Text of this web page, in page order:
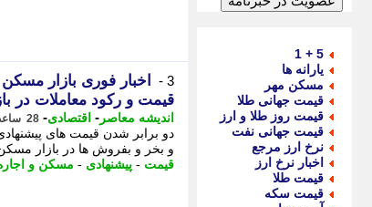
5 + 1
یارانه ها
مسکن مهر
قیمت جهانی طلا
قیمت روز طلا و ارز
قیمت جهانی نفت
نرخ ارز مرجع
اخبار نرخ ارز
قیمت طلا
قیمت سکه
3 -
قیمت و رکود معاملات در
اندیشه معاصر - اقتصادی- 28 ساعت پیش - پنجشنبه 15 مرداد 1405، 16:33
دو برابر شدن قیمت های
و بخر و بفروش ها در بازار
قیمت - پیشنهادی - مسکن و اجاره